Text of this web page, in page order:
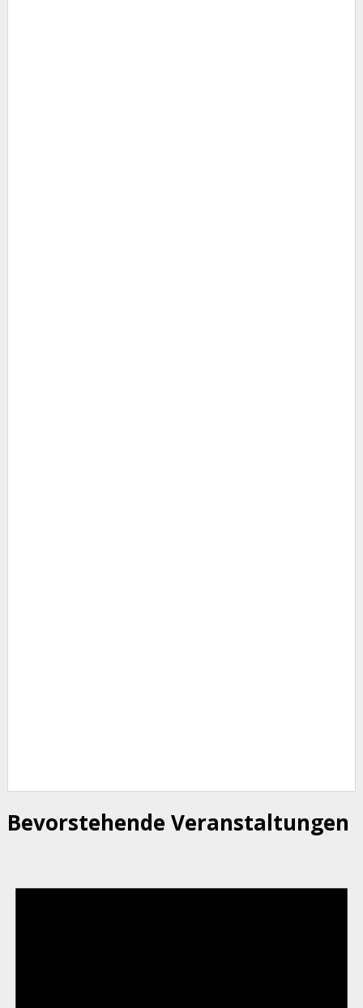
Bevorstehende Veranstaltungen